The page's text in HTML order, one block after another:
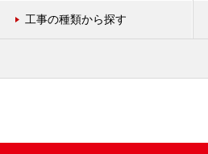
工事の種類から探す